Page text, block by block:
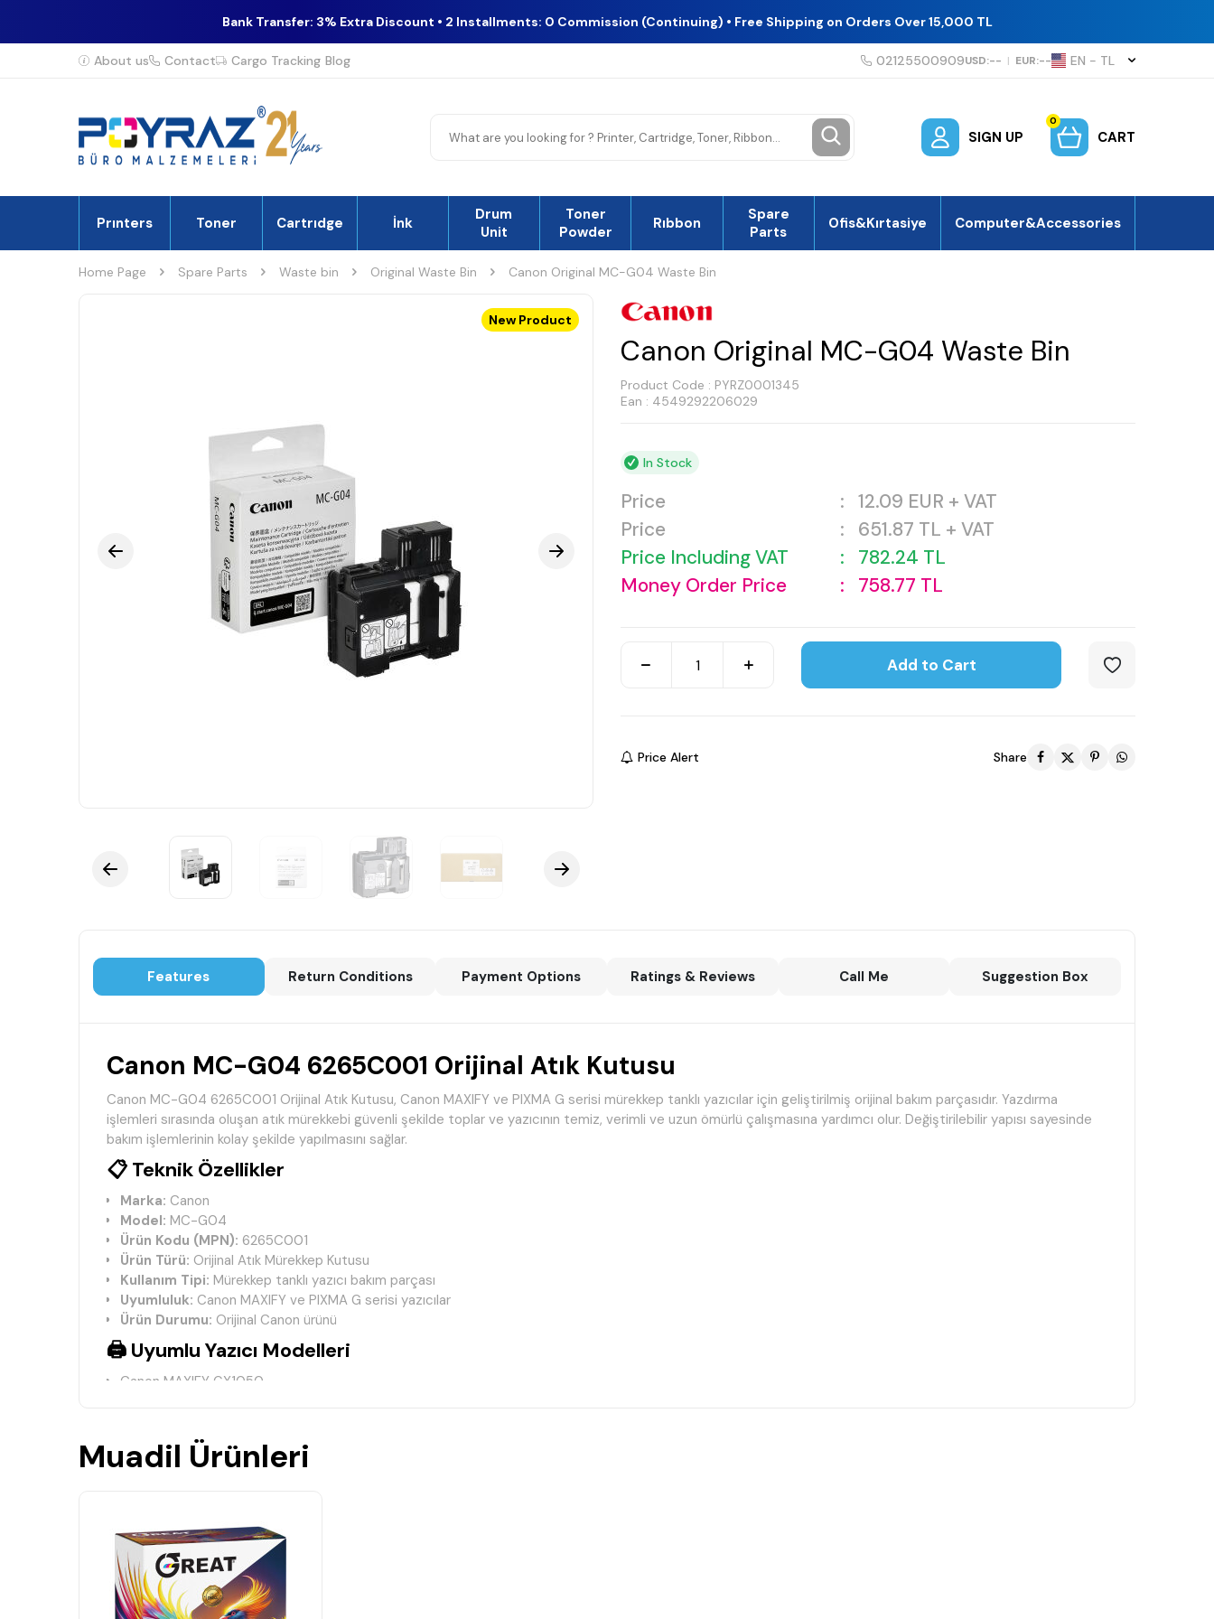
Bank Transfer: 3% Extra Discount • 2 Installments: 0 Commission (Continuing) • Free Shipping on Orders Over 15,000 TL
About us Contact Cargo Tracking Blog 02125500909USD:-- | EUR:-- EN − TL
SIGN UP
0
CART
Prınters Toner Cartrıdge İnk
Drum
Unit
Toner
Powder
Rıbbon
Spare
Parts
Ofis&Kırtasiye Computer&Accessories
Home Page Spare Parts Waste bin Original Waste Bin Canon Original MC-G04 Waste Bin
New Product
Canon Original MC-G04 Waste Bin
Product Code : PYRZ0001345
Ean : 4549292206029
In Stock
Price : 12.09 EUR + VAT
Price
: 651.87 TL + VAT
Price Including VAT
: 782.24 TL
Money Order Price
: 758.77 TL
Add to Cart
Price Alert Share
Features Return Conditions Payment Options Ratings & Reviews Call Me Suggestion Box
Canon MC-G04 6265C001 Orijinal Atık Kutusu
Canon MC-G04 6265C001 Orijinal Atık Kutusu, Canon MAXIFY ve PIXMA G serisi mürekkep tanklı yazıcılar için geliştirilmiş orijinal bakım parçasıdır. Yazdırma
işlemleri sırasında oluşan atık mürekkebi güvenli şekilde toplar ve yazıcının temiz, verimli ve uzun ömürlü çalışmasına yardımcı olur. Değiştirilebilir yapısı sayesinde
bakım işlemlerinin kolay şekilde yapılmasını sağlar.
📋 Teknik Özellikler
Marka: Canon
Model: MC-G04
Ürün Kodu (MPN): 6265C001
Ürün Türü: Orijinal Atık Mürekkep Kutusu
Kullanım Tipi: Mürekkep tanklı yazıcı bakım parçası
Uyumluluk: Canon MAXIFY ve PIXMA G serisi yazıcılar
Ürün Durumu: Orijinal Canon ürünü
🖨️ Uyumlu Yazıcı Modelleri
Canon MAXIFY GX1050
Canon MAXIFY GX4050
Canon MAXIFY GX5050 II
Canon PIXMA G4070
Canon PIXMA G3030
Canon PIXMA G3470 (5805C075)
✨ Ürün Özellikleri
Muadil Ürünleri